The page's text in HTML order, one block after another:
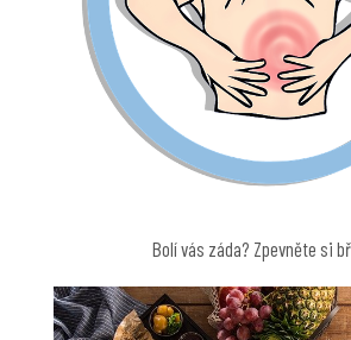
Bolí vás záda? Zpevněte si